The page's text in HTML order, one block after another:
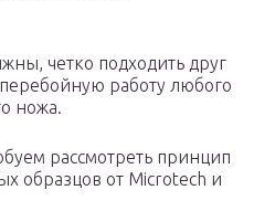
четко подходить друг
работу любого
ножа.
рассмотреть принцип
образцов от Microtech и